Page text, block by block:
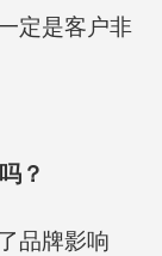
定是客户非
？
品牌影响